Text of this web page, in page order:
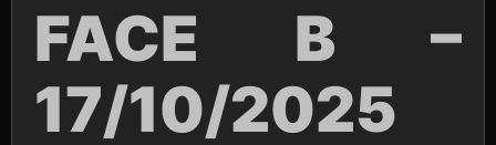
FACE B –
17/10/2025